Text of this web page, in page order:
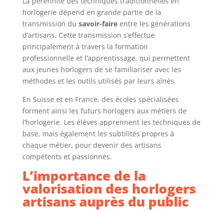
horlogerie dépend en grande partie de la
transmission du savoir-faireentre les générations
d’artisans. Cette transmission s’effectue
principalement à travers la formation
professionnelle et l’apprentissage, qui permettent
aux jeunes horlogers de se familiariser avec les
méthodes et les outils utilisés par leurs aînés.
En Suisse et en France, des écoles spécialisées
forment ainsi les futurs horlogers aux métiers de
l’horlogerie. Les élèves apprennent les techniques de
base, mais également les subtilités propres à
chaque métier, pour devenir des artisans
compétents et passionnés.
L’importance de la
valorisation des horlogers
artisans auprès du public